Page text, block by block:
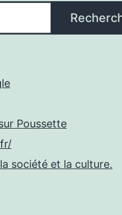
Poussette
société et la culture.